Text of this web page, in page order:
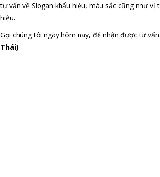
tư vấn về Slogan khẩu hiệu, màu sắc cũng như
hiệu.
Gọi chúng tôi ngay hôm nay, để nhận được tư
Thái)